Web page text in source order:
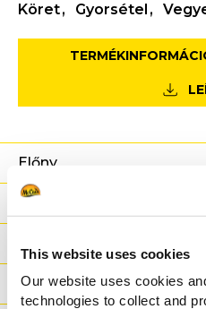
This website uses cookies
Our website uses cookies
technologies to collect and
Köret
Gyorsétel
Előny
Tápanyag-információ
Súly / Méret